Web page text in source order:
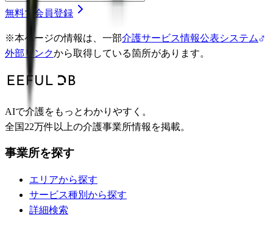
無料で会員登録
※本ページの情報は、一部介護サービス情報公表システム
外部リンクから取得している箇所があります。
AIで介護をもっとわかりやすく。
全国22万件以上の介護事業所情報を掲載。
事業所を探す
エリアから探す
サービス種別から探す
詳細検索